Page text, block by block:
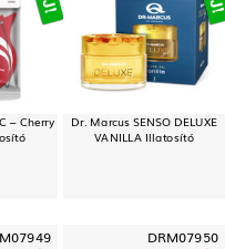
– Cherry
Dr. Marcus SENSO DELUXE
VANILLA Illatosító
DRM07950